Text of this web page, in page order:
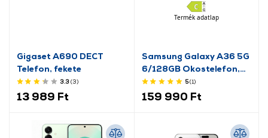
Gigaset A690 DECT
Telefon, fekete
3.3(3)
13 989 Ft
Termék adatlap
Samsung Galaxy A36 5G
6/128GB Okostelefon,
Király Fehér
5(1)
159 990 Ft